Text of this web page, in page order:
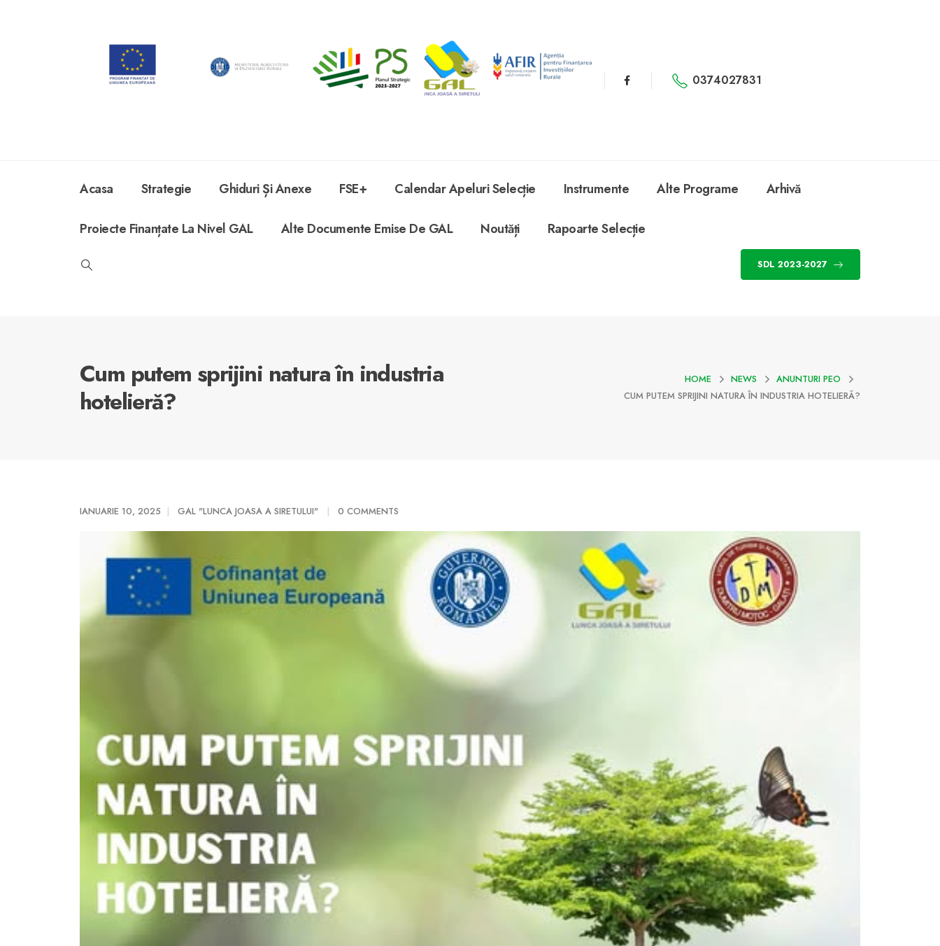
0374027831
Acasa Strategie Ghiduri Și Anexe FSE+ Calendar Apeluri Selecție Instrumente Alte Programe Arhivă
Proiecte Finanțate La Nivel GAL Alte Documente Emise De GAL Noutăți Rapoarte Selecție
SDL 2023-2027
Cum putem sprijini natura în industria
hotelieră?
HOME NEWS
ANUNTURI PEO
CUM PUTEM SPRIJINI NATURA ÎN INDUSTRIA HOTELIERĂ?
IANUARIE 10, 2025 GAL "LUNCA JOASA A SIRETULUI" 0 COMMENTS